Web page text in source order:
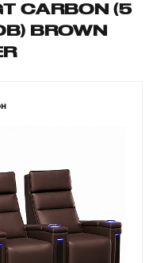
CARBON (5
BROWN